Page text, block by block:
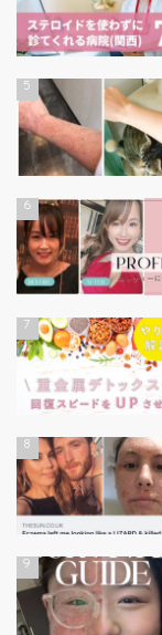
5
6
7
8
9